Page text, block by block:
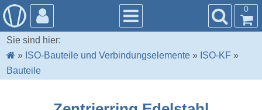
0
Sie sind hier:
» ISO-Bauteile und Verbindungselemente » ISO-KF »
Bauteile